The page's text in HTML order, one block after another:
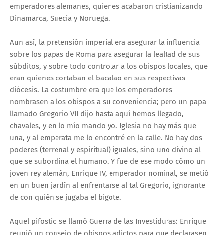
emperadores alemanes, quienes acabaron cristianizando
Dinamarca, Suecia y Noruega.
Aun así, la pretensión imperial era asegurar la influencia
sobre los papas de Roma para asegurar la lealtad de sus
súbditos, y sobre todo controlar a los obispos locales, que
eran quienes cortaban el bacalao en sus respectivas
diócesis. La costumbre era que los emperadores
nombrasen a los obispos a su conveniencia; pero un papa
llamado Gregorio VII dijo hasta aquí hemos llegado,
chavales, y en lo mío mando yo. Iglesia no hay más que
una, y al emperata me lo encontré en la calle. No hay dos
poderes (terrenal y espiritual) iguales, sino uno divino al
que se subordina el humano. Y fue de ese modo cómo un
joven rey alemán, Enrique IV, emperador nominal, se metió
en un buen jardín al enfrentarse al tal Gregorio, ignorante
de con quién se jugaba el bigote.
Aquel pifostio se llamó Guerra de las Investiduras: Enrique
reunió un consejo de obispos adictos para que declarasen